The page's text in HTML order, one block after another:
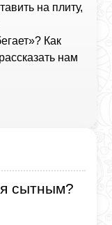
на плиту,
Как
нам
сытным?